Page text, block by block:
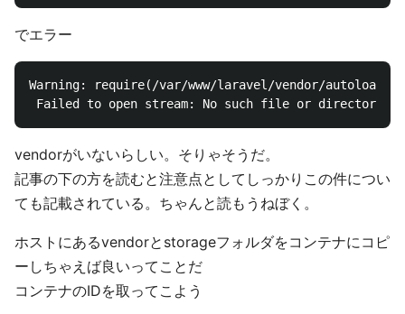
でエラー
Warning: require(/var/www/laravel/vendor/
vendorがいないらしい。そりゃそうだ。
記事の下の方を読むと注意点としてしっかりこの件につい
ても記載されている。ちゃんと読もうねぼく。
ホストにあるvendorとstorageフォルダをコンテナにコピ
ーしちゃえば良いってことだ
コンテナのIDを取ってこよう